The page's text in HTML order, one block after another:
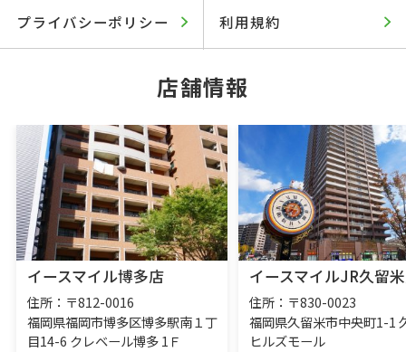
プライバシーポリシー 利用規約
店舗情報
イースマイル博多店
住所：〒812-0016
福岡県福岡市博多区博多駅南１丁
目14-6 クレベール博多 1Ｆ
イースマイルJR久留
住所：〒830-0023
福岡県久留米市中央町1-1
ヒルズモール